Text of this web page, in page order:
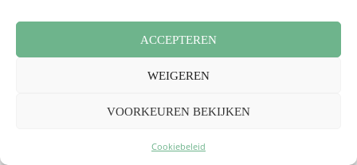
ACCEPTEREN
WEIGEREN
VOORKEUREN BEKIJKEN
Cookiebeleid